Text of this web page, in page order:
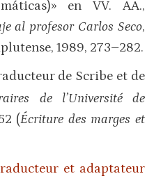
en VV. AA.,
al profesor Carlos Seco,
1989, 273–282.
de Scribe et de
de l’Université de
(Écriture des marges et
et adaptateur